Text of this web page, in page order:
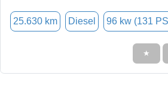
25.630 km Diesel 96 kw (131
★